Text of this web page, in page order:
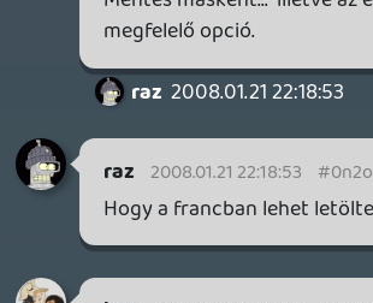
Eljött a patch korszak, "köszönjük emese".
alapvetően szerintem ösztönzi a
játékkészítőket, hogy a konkurenciával fel
három konzol nekünk is. 😃 Bár akkor
mikor aludnánk?